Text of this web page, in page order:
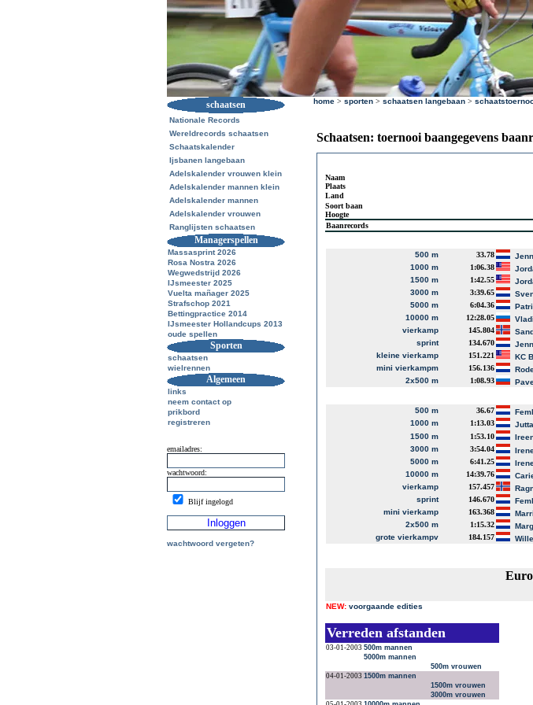
schaatsen
Nationale Records
Wereldrecords schaatsen
Schaatskalender
Ijsbanen langebaan
Adelskalender vrouwen klein
Adelskalender mannen klein
Adelskalender mannen
Adelskalender vrouwen
Ranglijsten schaatsen
Managerspellen
Massasprint 2026
Rosa Nostra 2026
Wegwedstrijd 2026
IJsmeester 2025
Vuelta mañager 2025
Strafschop 2021
Bettingpractice 2014
IJsmeester Hollandcups 2013
oude spellen
Sporten
schaatsen
wielrennen
Algemeen
links
neem contact op
prikbord
registreren
emailadres:
wachtwoord:
Blijf ingelogd
wachtwoord vergeten?
home > sporten > schaatsen langebaan >
Schaatsen: toernooi baangegevens
Naam
Plaats
Land
Soort baan
Hoogte
Baanrecords
500 m 33.78
1000 m
1:06.38
1500 m
1:42.55
3000 m
3:39.65
5000 m
6:04.36
10000 m
12:28.05
vierkamp
145.804
sprint
134.670
kleine vierkamp
151.221 KC
mini vierkampm
156.136
2x500 m
1:08.93
500 m 36.67
1000 m
1:13.03
1500 m
1:53.10
3000 m
3:54.04
5000 m
6:41.25
10000 m
14:39.76
vierkamp
157.457
sprint
146.670
mini vierkamp
163.368
2x500 m
1:15.32
grote vierkampv
184.157
NEW: voorgaande edities
Verreden afstanden
03-01-2003 500m mannen
5000m mannen
500m vrouwen
04-01-2003 1500m mannen
1500m vrouwen
3000m vrouwen